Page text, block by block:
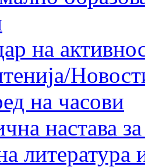
на
на часови
настава
литература